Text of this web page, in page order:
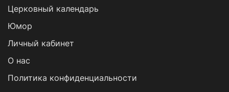
Церковный календарь
Юмор
Личный кабинет
О нас
Политика конфиденциальности